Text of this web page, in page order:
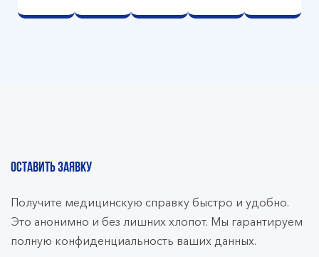
ОСТАВИТЬ ЗАЯВКУ
Получите медицинскую справку быстро и удобно.
Это анонимно и без лишних хлопот. Мы гарантируем
полную конфиденциальность ваших данных.